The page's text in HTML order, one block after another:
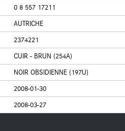
0 8 557 17211
AUTRICHE
2374221
CUIR - BRUN (254A)
NOIR OBSIDIENNE (197U)
2008-01-30
2008-03-27